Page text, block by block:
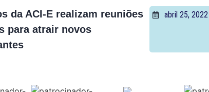
da ACI-E realizam reuniões
para atrair novos
abril 25, 2022